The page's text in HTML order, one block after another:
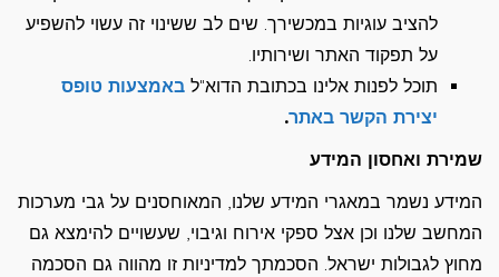
להציב עוגיות במכשירך. שים לב ששינוי זה עשוי להשפיע
על תפקוד האתר ושירותיו.
תוכל לפנות אלינו בכתובת הדוא"ל באמצעות טופס
יצירת הקשר באתר.
שמירת ואחסון המידע
המידע נשמר במאגרי המידע שלנו, המאוחסנים על גבי מערכות
המחשב שלנו וכן אצל ספקי אירוח וגיבוי, שעשויים להימצא גם
מחוץ לגבולות ישראל. הסכמתך למדיניות זו מהווה גם הסכמה